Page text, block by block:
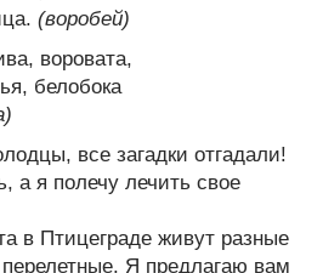
(воробей)
воровата,
белобока
все загадки отгадали!
а я полечу лечить свое
в Птицеграде живут разные
Я предлагаю вам